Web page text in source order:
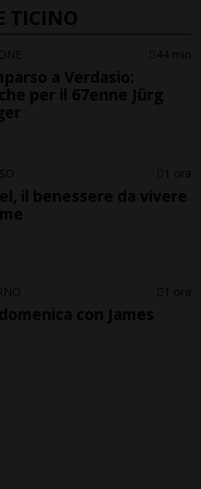
TICINO
44 min
a Verdasio:
per il 67enne Jürg
1 ora
il benessere da vivere
1 ora
con James